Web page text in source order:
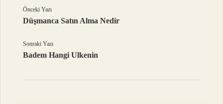
Önceki Yazı
Düşmanca Satın Alma Nedir
Sonraki Yazı
Badem Hangi Ulkenin